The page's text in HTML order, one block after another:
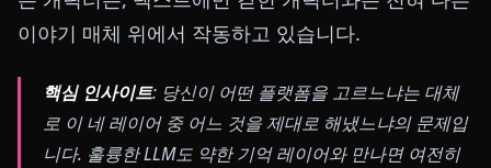
이야기 매체 위에서 작동하고 있습니다.
핵심 인사이트: 당신이 어떤 플랫폼을 고르느냐는 대체
로 이 네 레이어 중 어느 것을 제대로 해냈느냐의 문제입
니다. 훌륭한 LLM도 약한 기억 레이어와 만나면 여전히